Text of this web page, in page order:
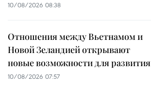
10/08/2026 08:38
Отношения между Вьетнамом и
Новой Зеландией открывают
новые возможности для развития
10/08/2026 07:57